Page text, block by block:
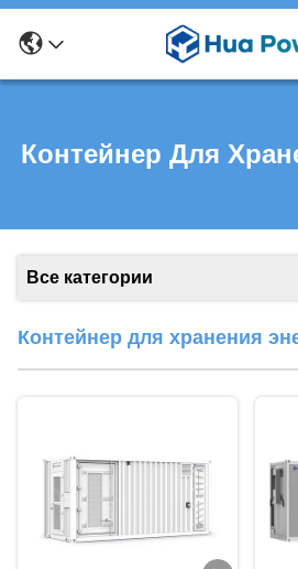
Контейнер Для
Все категории
Контейнер для хранения